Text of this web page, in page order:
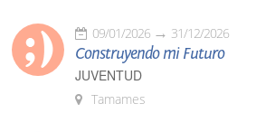
09/01/2026 31/12/2026
Construyendo mi Futuro
JUVENTUD
Tamames